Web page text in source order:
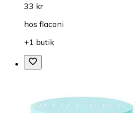
33 kr
hos flaconi
+1 butik